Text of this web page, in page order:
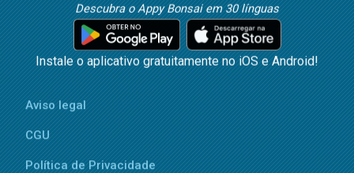
Descubra o Appy Bonsai em 30 línguas
Instale o aplicativo gratuitamente no iOS e Android!
Aviso legal
CGU
Política de Privacidade